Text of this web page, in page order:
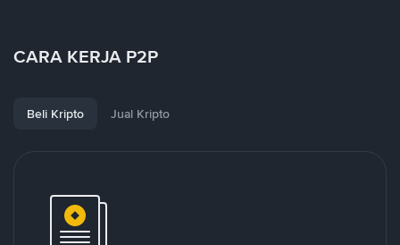
CARA KERJA P2P
Beli Kripto Jual Kripto